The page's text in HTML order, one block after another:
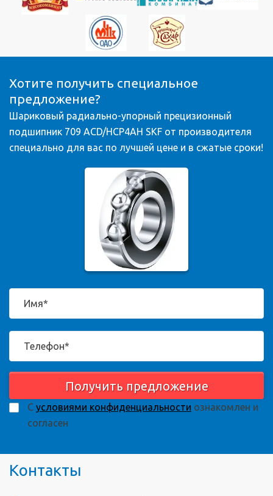
Хотите получить специальное
предложение?
Шариковый радиально-упорный прецизионный
подшипник 709 ACD/HCP4AH SKF от производителя
специально для вас по лучшей цене и в сжатые сроки!
Получить предложение
С условиями конфиденциальности ознакомлен и
согласен
Контакты